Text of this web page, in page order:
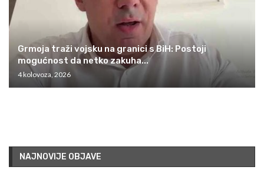
Grmoja traži vojsku na granici s BiH: Postoji
mogućnost da netko zakuha...
4 kolovoza, 2026
NAJNOVIJE OBJAVE